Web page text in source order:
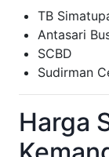
TB
Antasari
SCBD
Sudirman
Harga